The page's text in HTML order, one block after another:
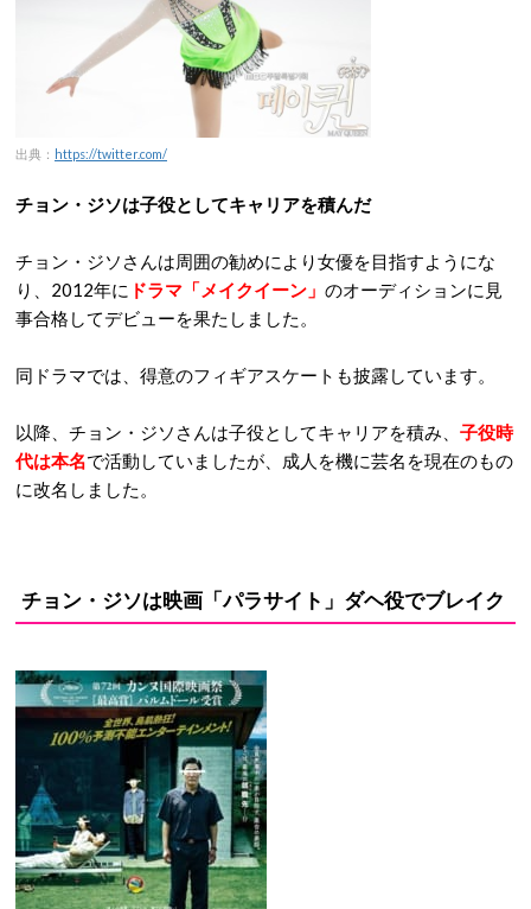
出典： https://twitter.com/
チョン・ジソは子役としてキャリアを積んだ
チョン・ジソさんは周囲の勧めにより女優を目指すようにな
り、2012年に ドラマ「メイクイーン」 のオーディションに見
事合格してデビューを果たしました。
同ドラマでは、得意のフィギアスケートも披露しています。
以降、チョン・ジソさんは子役としてキャリアを積み、 子役時
代は本名で活動していましたが、成人を機に芸名を現在のもの
に改名しました。
チョン・ジソは映画「パラサイト」ダヘ役でブレイク